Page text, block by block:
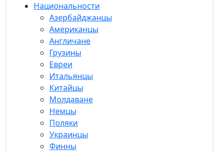
Национальности
Азербайджанцы
Американцы
Англичане
Грузины
Евреи
Итальянцы
Китайцы
Молдаване
Немцы
Поляки
Украинцы
Финны